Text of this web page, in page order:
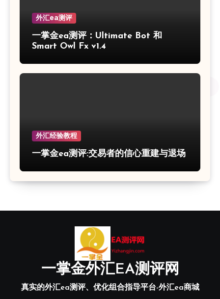
外汇ea测评
一掌金ea测评：Ultimate Bot 和
Smart Owl Fx v1.4
外汇经验教程
一掌金ea测评:交易者的信心重建与退场
一掌金外汇EA测评网
真实的外汇ea测评、优化组合指导平台-外汇ea商城